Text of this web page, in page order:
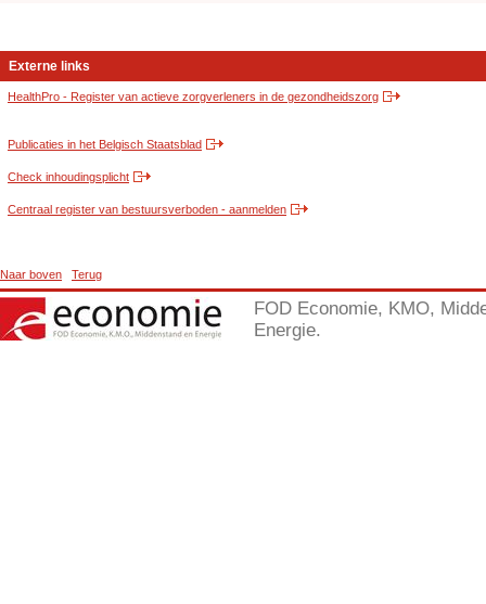
Externe links
HealthPro - Register van actieve zorgverleners in de gezondheidszorg
Publicaties in het Belgisch Staatsblad
Check inhoudingsplicht
Centraal register van bestuursverboden - aanmelden
Naar boven Terug
FOD Economie, KMO,
Energie.